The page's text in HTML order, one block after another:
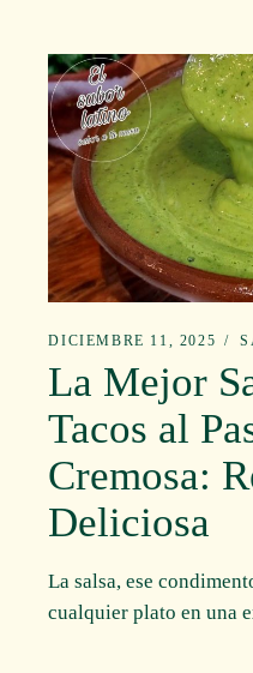
DICIEMBRE 11, 2025
La Mejor
Tacos al
Cremosa:
Deliciosa
La salsa, ese
cualquier plato en una